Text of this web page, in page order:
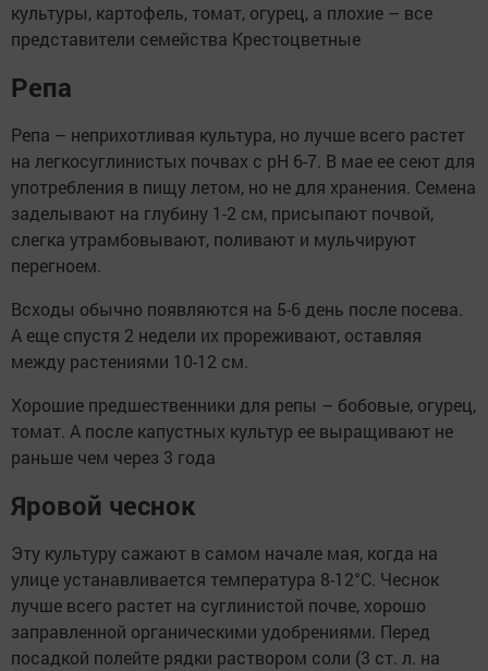
культуры, картофель, томат, огурец, а плохие – все
представители семейства Крестоцветные
Репа
Репа – неприхотливая культура, но лучше всего растет
на легкосуглинистых почвах с pH 6-7. В мае ее сеют для
употребления в пищу летом, но не для хранения. Семена
заделывают на глубину 1-2 см, присыпают почвой,
слегка утрамбовывают, поливают и мульчируют
перегноем.
Всходы обычно появляются на 5-6 день после посева.
А еще спустя 2 недели их прореживают, оставляя
между растениями 10-12 см.
Хорошие предшественники для репы – бобовые, огурец,
томат. А после капустных культур ее выращивают не
раньше чем через 3 года
Яровой чеснок
Эту культуру сажают в самом начале мая, когда на
улице устанавливается температура 8-12°С. Чеснок
лучше всего растет на суглинистой почве, хорошо
заправленной органическими удобрениями. Перед
посадкой полейте рядки раствором соли (3 ст. л. на